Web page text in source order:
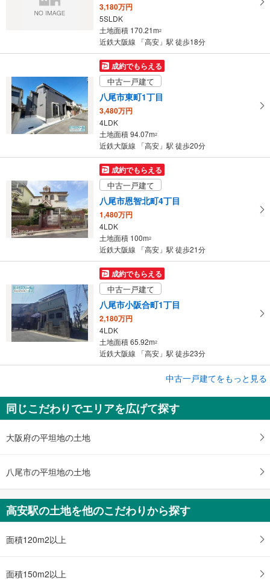
3,180万円
5SLDK
土地面積 170.21m2
近鉄大阪線 「高安」駅 徒歩18分
成約でもらえる
中古一戸建て
八尾市東町1丁目
3,480万円
4LDK
土地面積 94.07m2
近鉄大阪線 「高安」駅 徒歩20分
成約でもらえる
中古一戸建て
八尾市恩智北町4丁目
1,480万円
4LDK
土地面積 100m2
近鉄大阪線 「高安」駅 徒歩21分
成約でもらえる
中古一戸建て
八尾市小阪合町1丁目
2,180万円
4LDK
土地面積 65.92m2
近鉄大阪線 「高安」駅 徒歩23分
東大阪市横小路町5丁目
2,380万円
中古一戸建てをもっと見る
同じこだわりでエリアを広げて探す
大阪府の平坦地の土地
八尾市の平坦地の土地
高安駅の土地を他のこだわりから探す
面積120m2以上
面積150m2以上